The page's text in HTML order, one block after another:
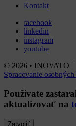
Čítať viac
Next
01 / 09
Všetky články
Zatvoriť